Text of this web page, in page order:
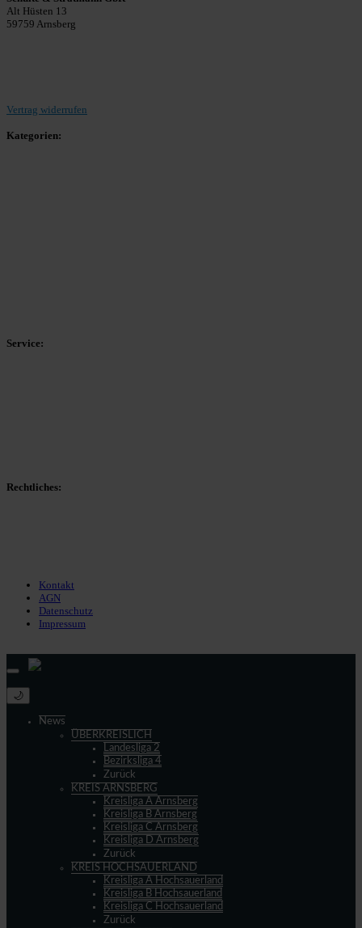
Alt Hüsten 13
59759 Arnsberg
Vertrag widerrufen
Kategorien:
Service:
Rechtliches:
Kontakt
AGN
Datenschutz
Impressum
🌙
News
ÜBERKREISLICH
Landesliga 2
Bezirksliga 4
Zurück
KREIS ARNSBERG
Kreisliga A Arnsberg
Kreisliga B Arnsberg
Kreisliga C Arnsberg
Kreisliga D Arnsberg
Zurück
KREIS HOCHSAUERLAND
Kreisliga A Hochsauerland
Kreisliga B Hochsauerland
Kreisliga C Hochsauerland
Zurück